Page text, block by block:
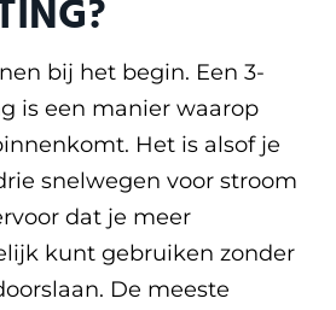
bij het begin. Een 3-
is een manier waarop
Het is alsof je
snelwegen voor stroom
dat je meer
kunt gebruiken zonder
De meeste